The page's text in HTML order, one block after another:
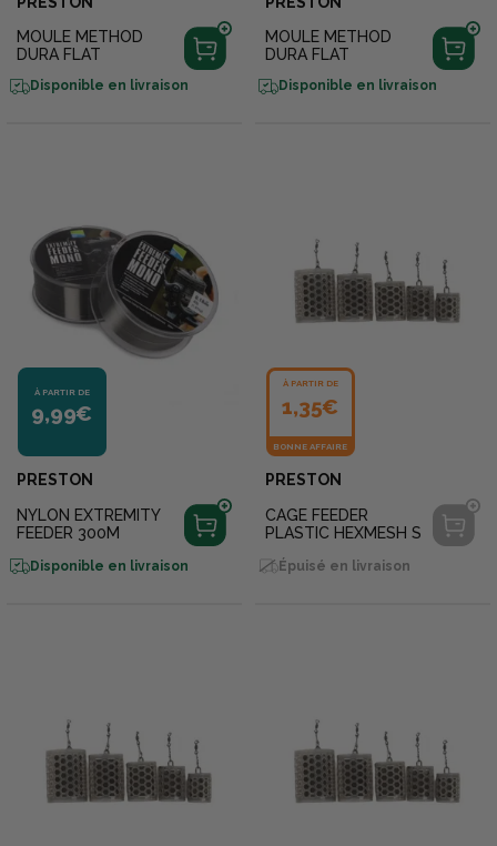
MOULE METHOD
DURA FLAT
Disponible en livraison
MOULE METHOD
DURA FLAT
Disponible en livraison
À PARTIR DE
9,99€
PRESTON
NYLON EXTREMITY
FEEDER 300M
Disponible en livraison
À PARTIR DE
1,35€
BONNE AFFAIRE
PRESTON
CAGE FEEDER
PLASTIC HEXMESH S
Épuisé en livraison